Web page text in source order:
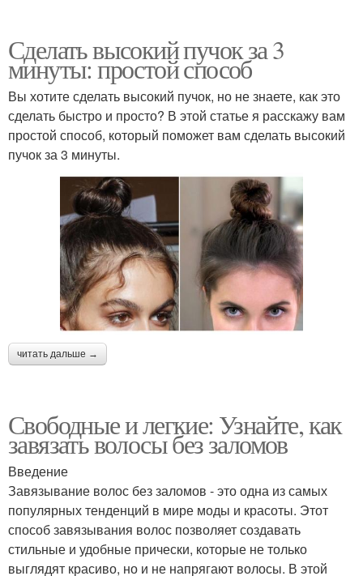
Сделать высокий пучок за 3
минуты: простой способ
Вы хотите сделать высокий пучок, но не знаете, как это
сделать быстро и просто? В этой статье я расскажу вам
простой способ, который поможет вам сделать высокий
пучок за 3 минуты.
читать дальше →
Свободные и легкие: Узнайте, как
завязать волосы без заломов
Введение
Завязывание волос без заломов - это одна из самых
популярных тенденций в мире моды и красоты. Этот
способ завязывания волос позволяет создавать
стильные и удобные прически, которые не только
выглядят красиво, но и не напрягают волосы. В этой